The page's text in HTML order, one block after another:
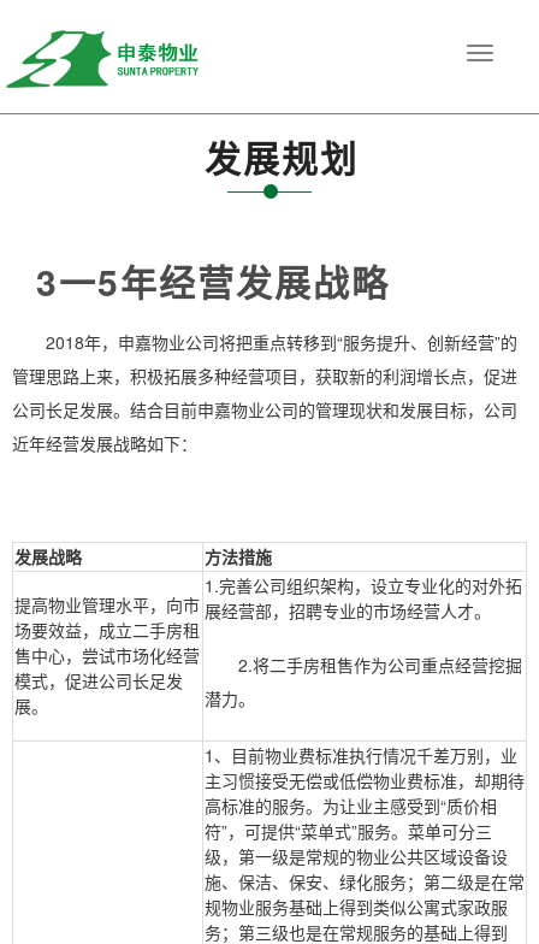
Toggle
网站首页 发展规划
发展规划
3一5年经营发展战略
2018年，申嘉物业公司将把重点转移到“服务提升、创新经营”的
管理思路上来，积极拓展多种经营项目，获取新的利润增长点，促进
公司长足发展。结合目前申嘉物业公司的管理现状和发展目标，公司
近年经营发展战略如下：
发展战略
方法措施
提高物业管理水平，向市
场要效益，成立二手房租
售中心，尝试市场化经营
模式，促进公司长足发
展。
1.完善公司组织架构，设立专业化的对外拓
展经营部，招聘专业的市场经营人才。
2.将二手房租售作为公司重点经营挖掘
潜力。
1、目前物业费标准执行情况千差万别，业
主习惯接受无偿或低偿物业费标准，却期待
高标准的服务。为让业主感受到“质价相
符”，可提供“菜单式”服务。菜单可分三
级，第一级是常规的物业公共区域设备设
施、保洁、保安、绿化服务；第二级是在常
规物业服务基础上得到类似公寓式家政服
务；第三级也是在常规服务的基础上得到